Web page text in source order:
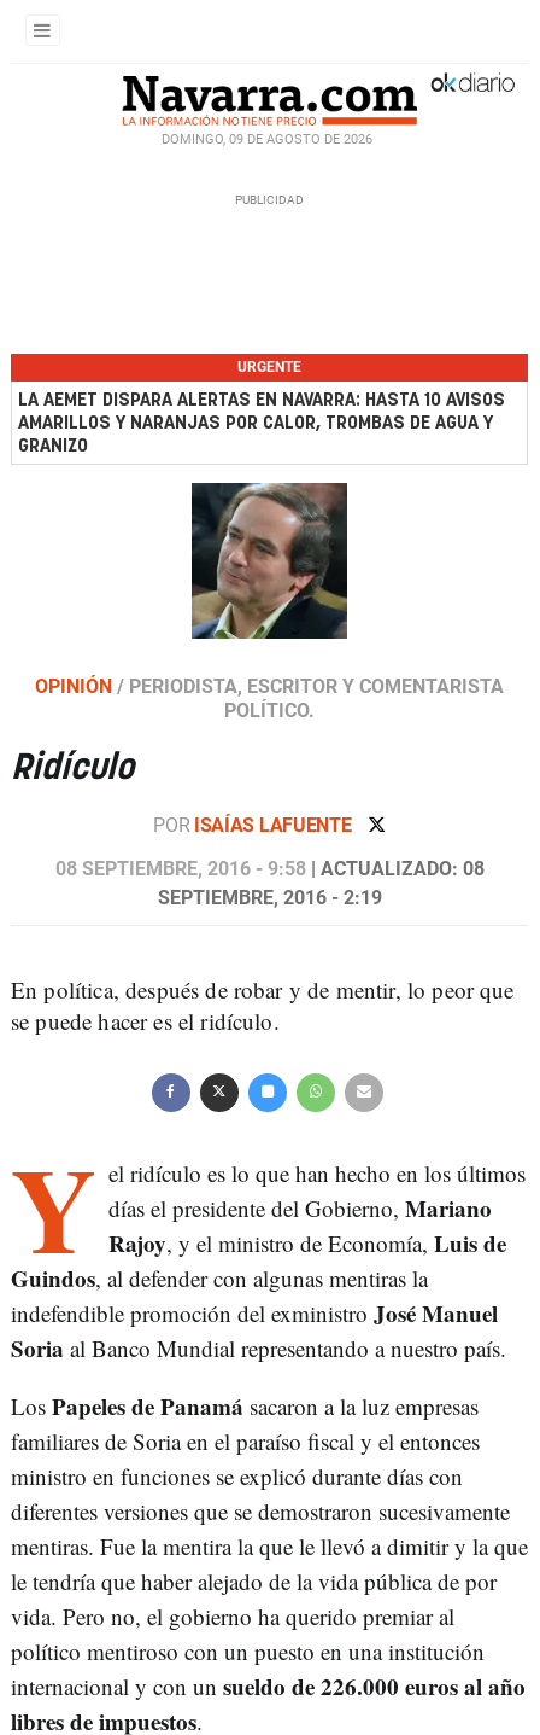
DOMINGO, 09 DE AGOSTO DE 2026
URGENTE
LA AEMET DISPARA ALERTAS EN NAVARRA: HASTA 10 AVISOS
AMARILLOS Y NARANJAS POR CALOR, TROMBAS DE AGUA Y
GRANIZO
OPINIÓN / PERIODISTA, ESCRITOR Y COMENTARISTA
POLÍTICO.
Ridículo
POR ISAÍAS LAFUENTE
08 SEPTIEMBRE, 2016 - 9:58| ACTUALIZADO: 08
SEPTIEMBRE, 2016 - 2:19
En política, después de robar y de mentir, lo peor que
se puede hacer es el ridículo.
Y el ridículo es lo que han hecho en los últimos
días el presidente del Gobierno, Mariano
Rajoy, y el ministro de Economía, Luis de
Guindos, al defender con algunas mentiras la
indefendible promoción del exministro José Manuel
Soria al Banco Mundial representando a nuestro país.
Los Papeles de Panamá sacaron a la luz empresas
familiares de Soria en el paraíso fiscal y el entonces
ministro en funciones se explicó durante días con
diferentes versiones que se demostraron sucesivamente
mentiras. Fue la mentira la que le llevó a dimitir y la que
le tendría que haber alejado de la vida pública de por
vida. Pero no, el gobierno ha querido premiar al
político mentiroso con un puesto en una institución
internacional y con un sueldo de 226.000 euros al año
libres de impuestos.